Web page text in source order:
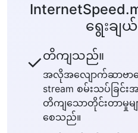
ရွေးချ
✓တိကျသည်။
အလိုအလျောက်ဆာဗာရွ
stream စမ်းသပ်ခြင်
တိကျသောတိုင်းတာမှုမျ
စေသည်။